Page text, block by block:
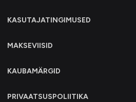
KASUTAJATINGIMUSED
MAKSEVIISID
KAUBAMÄRGID
PRIVAATSUSPOLIITIKA